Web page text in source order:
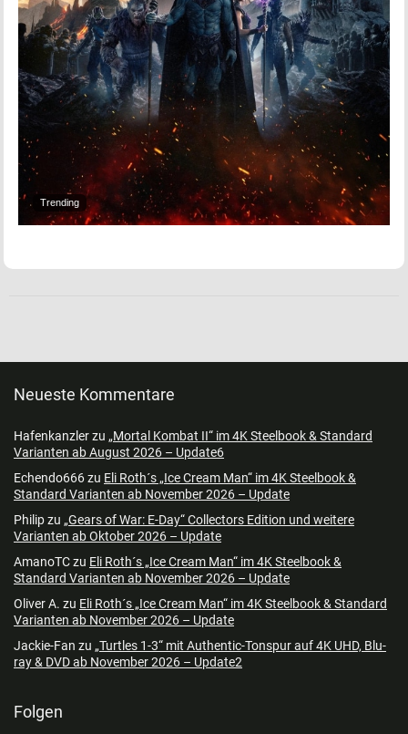
Trending
Neueste Kommentare
Hafenkanzlerzu „Mortal Kombat II“ im 4K Steelbook & Standard
Varianten ab August 2026 – Update6
Echendo666zu Eli Roth´s „Ice Cream Man“ im 4K Steelbook &
Standard Varianten ab November 2026 – Update
Philipzu „Gears of War: E-Day“ Collectors Edition und weitere
Varianten ab Oktober 2026 – Update
AmanoTCzu Eli Roth´s „Ice Cream Man“ im 4K Steelbook &
Standard Varianten ab November 2026 – Update
Oliver A. zu Eli Roth´s „Ice Cream Man“ im 4K Steelbook & Standard
Varianten ab November 2026 – Update
Jackie-Fan zu „Turtles 1-3“ mit Authentic-Tonspur auf 4K UHD, Blu-
ray & DVD ab November 2026 – Update2
Folgen